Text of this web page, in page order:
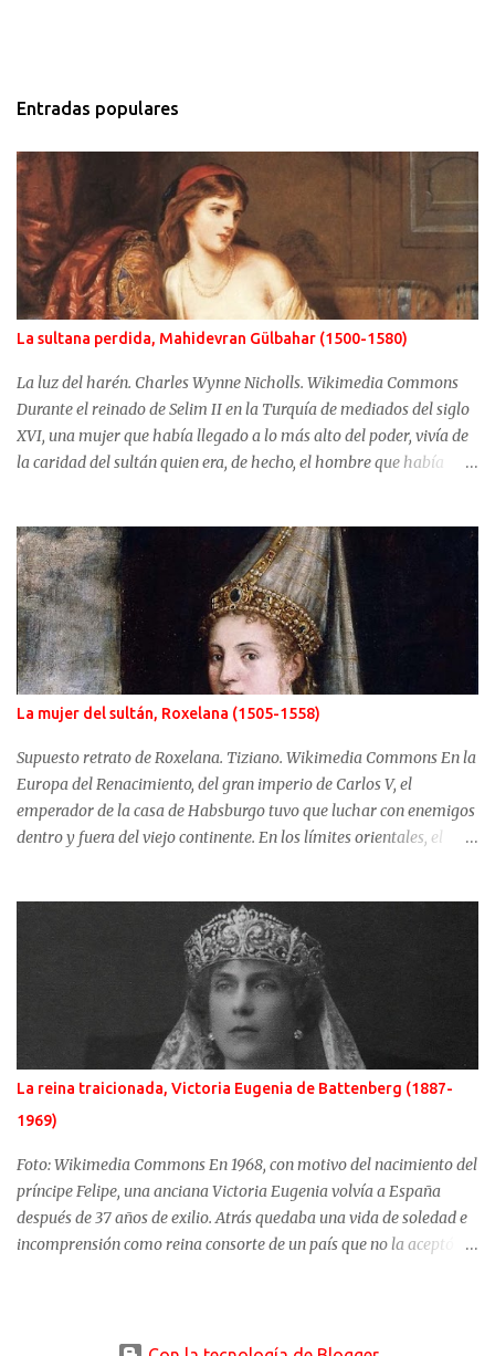
Entradas populares
La sultana perdida, Mahidevran Gülbahar (1500-1580)
La luz del harén. Charles Wynne Nicholls. Wikimedia Commons
Durante el reinado de Selim II en la Turquía de mediados del siglo
XVI, una mujer que había llegado a lo más alto del poder, vivía de
la caridad del sultán quien era, de hecho, el hombre que había
fue su madre, la sultana Roxelana, quien después de ganarse el
favor del poderoso Solimán, consiguió que su primera esposa y su
hijo fueran alejados del poder. Mahidevran fue una mujer con
orígenes desconocidos que consiguió ser la reina del harén de una
Turquía que puso en jaque a Europa y terminó sus días desterrada
y olvidada. Mahidevran Sultan nació alrededor del año 1500 pero
sus primeros años de vida son desconocidos. Algunas fuentes
afirman que sus orígenes se sitúan en Albania mientras que otras,
las más difundidas, sitúan su nacimiento en el Cáucaso. El primer
dato conocido con seguridad de Ma...
La mujer del sultán, Roxelana (1505-1558)
Supuesto retrato de Roxelana. Tiziano. Wikimedia Commons En la
Europa del Renacimiento, del gran imperio de Carlos V, el
emperador de la casa de Habsburgo tuvo que luchar con enemigos
dentro y fuera del viejo continente. En los límites orientales, el
cristiano hubo una gran mujer, Isabel de Portugal, junto a Solimán,
una esclava, convertida en concubina, consiguió casarse con el
sultán y dirigir en la sombra, y de manera excepcional, los destinos
del turco. Ambas mujeres serían retratadas por el gran artista del
momento, Tiziano. Difusos orígenes de la sultana Roxelana es
conocida con muchos y distintos nombres. Hürrem para los
otomanos, podría tener como nombre de nacimiento, Anastazja
Lisowska. Karima o Ruziak son otros de los nombres por los que se
conoce esta mujer de la que se supone que nació alrededor de 1505
en algún lugar de Ucrania. Hacia 1520, Roxelana fu...
La reina traicionada, Victoria Eugenia de Battenberg (1887-
1969)
Foto: Wikimedia Commons En 1968, con motivo del nacimiento del
príncipe Felipe, una anciana Victoria Eugenia volvía a España
después de 37 años de exilio. Atrás quedaba una vida de soledad e
incomprensión como reina consorte de un país que no la aceptó y
de Battenberg, nacida en el Castillo de Balmoral el 24 de octubre